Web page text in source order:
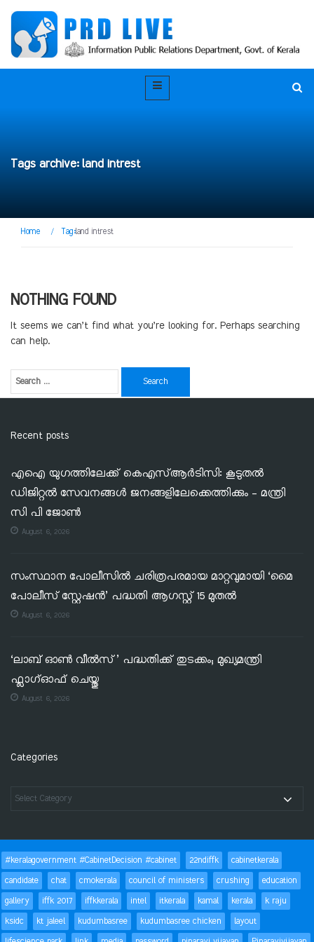
Tags archive: land intrest
Home / Tag:land intrest
NOTHING FOUND
It seems we can’t find what you’re looking for. Perhaps searching
can help.
Recent posts
എഐ യുഗത്തിലേക്ക് കെഎസ്ആർടിസി: കൂടുതൽ
ഡിജിറ്റൽ സേവനങ്ങൾ ജനങ്ങളിലേക്കെത്തിക്കും – മന്ത്രി
സി പി ജോൺ
August 6, 2026
സംസ്ഥാന പോലീസിൽ ചരിത്രപരമായ മാറ്റവുമായി ‘മൈ
പോലീസ് സ്റ്റേഷൻ’ പദ്ധതി ആഗസ്റ്റ് 15 മുതൽ
August 6, 2026
‘ലാബ് ഓൺ വീൽസ്’ പദ്ധതിക്ക് തുടക്കം; മുഖ്യമന്ത്രി
ഫ്ലാഗ്ഓഫ് ചെയ്തു
August 6, 2026
Categories
#keralagovernment #CabinetDecision #cabinet 22ndiffk
cabinetkerala
candidate
chat cmokerala council of ministers crushing
education
gallery
iffk 2017 iffkkerala intel itkerala kamal kerala
k raju
ksidc
kt jaleel kudumbasree kudumbasree chicken
layout